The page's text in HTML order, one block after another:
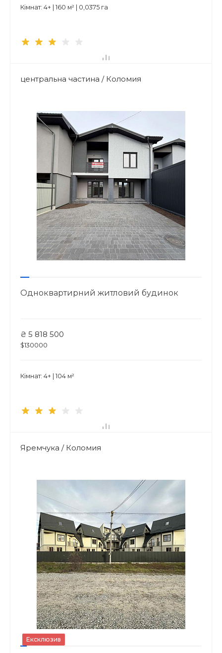
Кімнат: 4+ | 160 м² | 0,0375 га
центральна частина / Коломия
Одноквартирний житловий будинок
₴ 5 818 500
$130000
Кімнат: 4+ | 104 м²
Яремчука / Коломия
Ексклюзив